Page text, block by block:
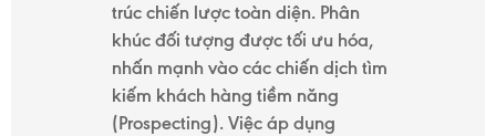
trúc chiến lược toàn diện. Phân
khúc đối tượng được tối ưu hóa,
nhấn mạnh vào các chiến dịch tìm
kiếm khách hàng tiềm năng
(Prospecting). Việc áp dụng